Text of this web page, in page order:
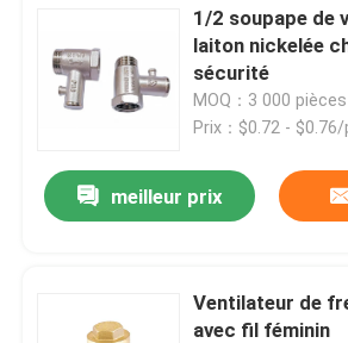
1/2 soupape de
laiton nickelée
sécurité
MOQ：3 000 pièces
Prix：$0.72 -
meilleur prix
Ventilateur de
avec fil féminin